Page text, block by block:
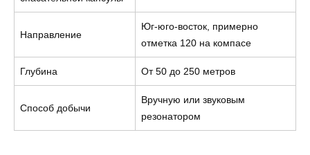
Направление
Юг-юго-восток, примерно
отметка 120 на компасе
Глубина От 50 до 250 метров
Способ добычи
Вручную или звуковым
резонатором